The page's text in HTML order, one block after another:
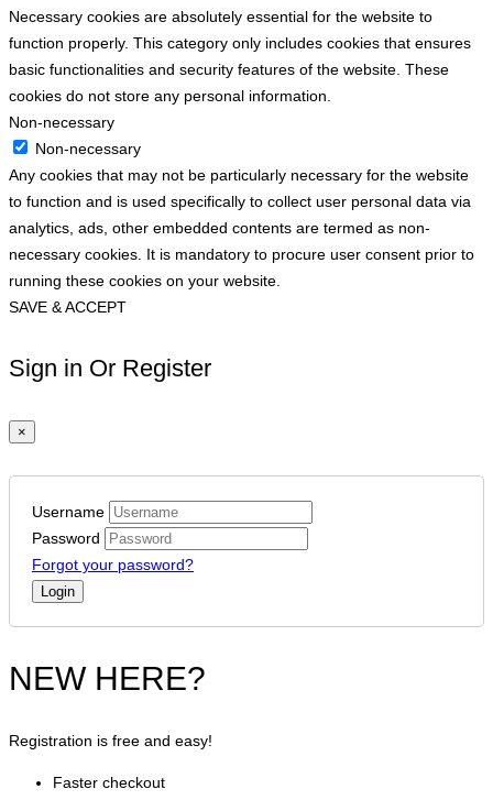
Necessary cookies are absolutely essential for the website to
function properly. This category only includes cookies that ensures
basic functionalities and security features of the website. These
cookies do not store any personal information.
Non-necessary
Non-necessary
Any cookies that may not be particularly necessary for the website
to function and is used specifically to collect user personal data via
analytics, ads, other embedded contents are termed as non-
necessary cookies. It is mandatory to procure user consent prior to
running these cookies on your website.
SAVE & ACCEPT
Sign in Or Register
×
Username
Password
Forgot your password?
NEW HERE?
Registration is free and easy!
Faster checkout